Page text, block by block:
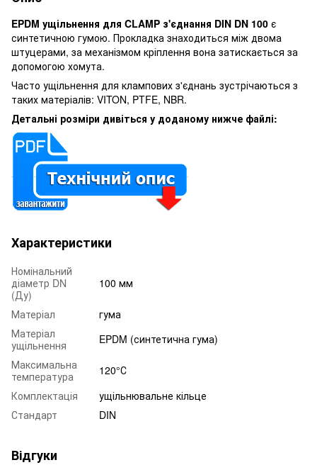
EPDM ущільнення для CLAMP з'єднання DIN DN 100 є
синтетичною гумою. Прокладка знаходиться між двома
штуцерами, за механізмом кріплення вона затискається за
допомогою хомута.
Часто ущільнення для клампових з'єднань зустрічаються з
таких матеріалів: VITON, PTFE, NBR.
Детальні розміри дивіться у доданому нижче файлі:
Характеристики
Номінальний
діаметр DN
(Ду)
100 мм
Матеріал
гума
Матеріал
ущільнення
EPDM (синтетична гума)
Максимальна
температура
120°С
Комплектація
ущільнювальне кільце
Стандарт
DIN
Відгуки